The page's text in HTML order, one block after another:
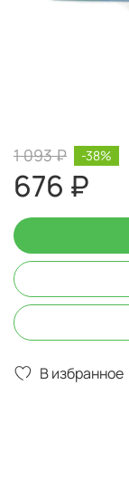
В избранное
1 093 ₽
676 ₽
-38%